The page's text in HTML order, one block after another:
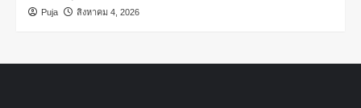
Puja สิงหาคม 4, 2026